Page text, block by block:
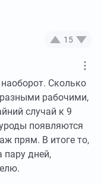
15
Сколько
рабочими,
случай к 9
появляются
прям. В итоге то,
пару дней,